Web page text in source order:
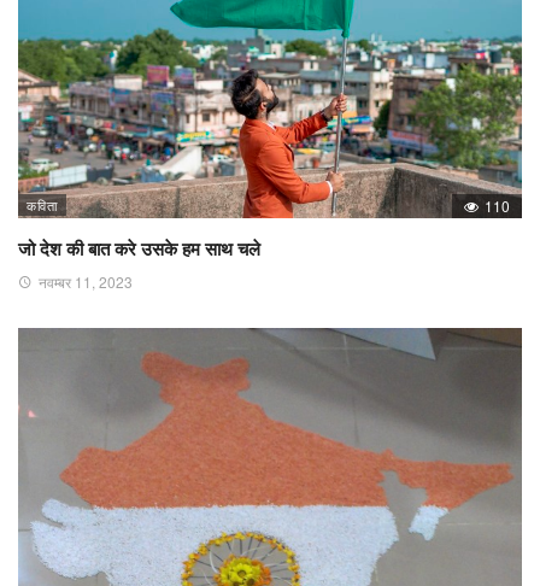
कविता 110
जो देश की बात करे उसके हम साथ चले
नवम्बर 11, 2023